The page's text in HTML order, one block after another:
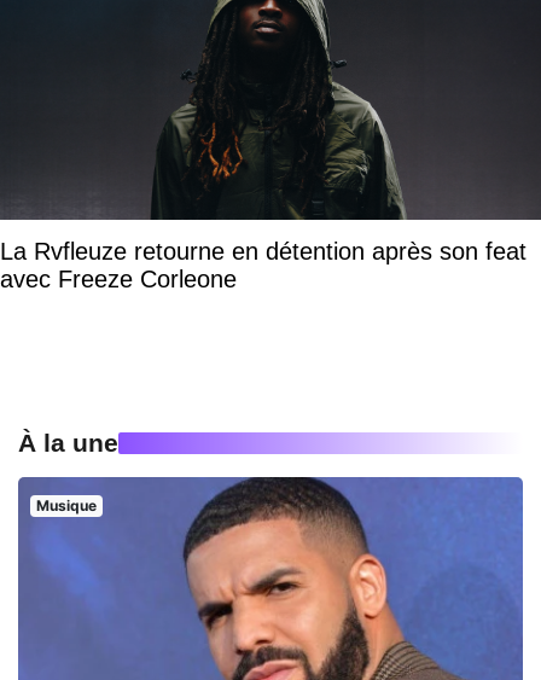
La Rvfleuze retourne en détention après son feat
avec Freeze Corleone
À la une
Musique